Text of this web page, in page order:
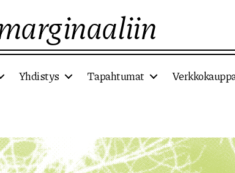
Yhdistys Tapahtumat